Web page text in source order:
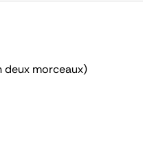
deux morceaux)